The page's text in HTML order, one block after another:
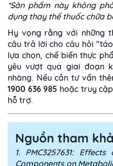
*Sản phẩm này không
dụng thay thế thuốc chữa
Hy vọng rằng với những
câu trả lời cho câu hỏi
lựa chọn, chế biến thực
yêu vượt qua giai đoạn
nhàng. Nếu cần tư vấn
1900 636 985 hoặc truy
hỗ trợ.
Nguồn tham
1. PMC3257631:
Components on